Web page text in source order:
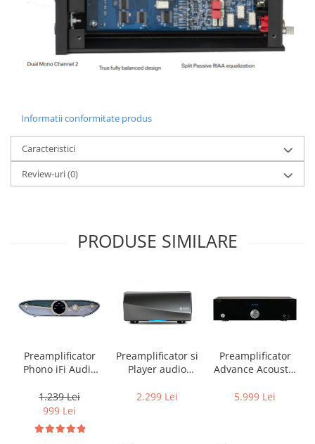
Informatii conformitate produs
Caracteristici
Review-uri(0)
PRODUSE SIMILARE
Preamplificator
Phono iFi Audio
1.239 Lei
999 Lei
Preamplificator si
Player audio
HEOS Link HS2
2.299 Lei
Preamplificator
Advance Acoustic
5.999 Lei